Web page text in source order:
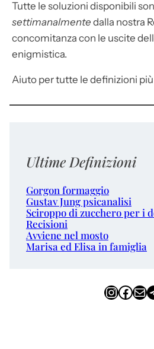
Tutte le soluzioni disponibili
settimanalmente dalla nostra
concomitanza con le uscite
enigmistica.
Aiuto per tutte le definizioni
Ultime Definizioni
Gorgon formaggio
Gustav Jung psicanalisi
Sciroppo di zucchero per i
Recisioni
Avviene nel mosto
Marisa ed Elisa in famiglia
InstagramFacebook Email